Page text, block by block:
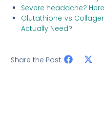
Severe headache?
Glutathione vs
Actually Need?
Share the Post: